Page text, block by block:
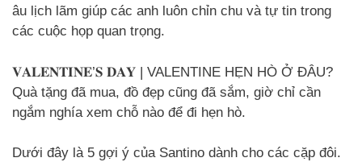
âu lịch lãm giúp các anh luôn chỉn chu và tự tin trong
các cuộc họp quan trọng.
𝐕𝐀𝐋𝐄𝐍𝐓𝐈𝐍𝐄’𝐒 𝐃𝐀𝐘 | VALENTINE HẸN HÒ Ở ĐÂU?
Quà tặng đã mua, đồ đẹp cũng đã sắm, giờ chỉ cần
ngắm nghía xem chỗ nào để đi hẹn hò.
Dưới đây là 5 gợi ý của Santino dành cho các cặp đôi.